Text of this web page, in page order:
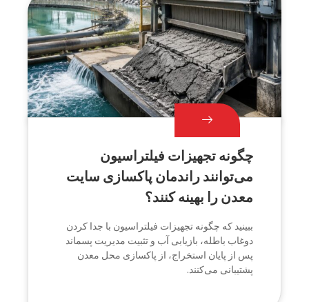
چگونه تجهیزات فیلتراسیون
می‌توانند راندمان پاکسازی سایت
معدن را بهینه کنند؟
ببینید که چگونه تجهیزات فیلتراسیون با جدا کردن
دوغاب باطله، بازیابی آب و تثبیت مدیریت پسماند
پس از پایان استخراج، از پاکسازی محل معدن
پشتیبانی می‌کنند.